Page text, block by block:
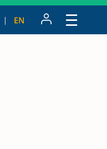
EN